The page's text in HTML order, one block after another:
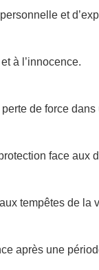
et
à l’innocence.
de force
face aux
tempêtes de la
après une